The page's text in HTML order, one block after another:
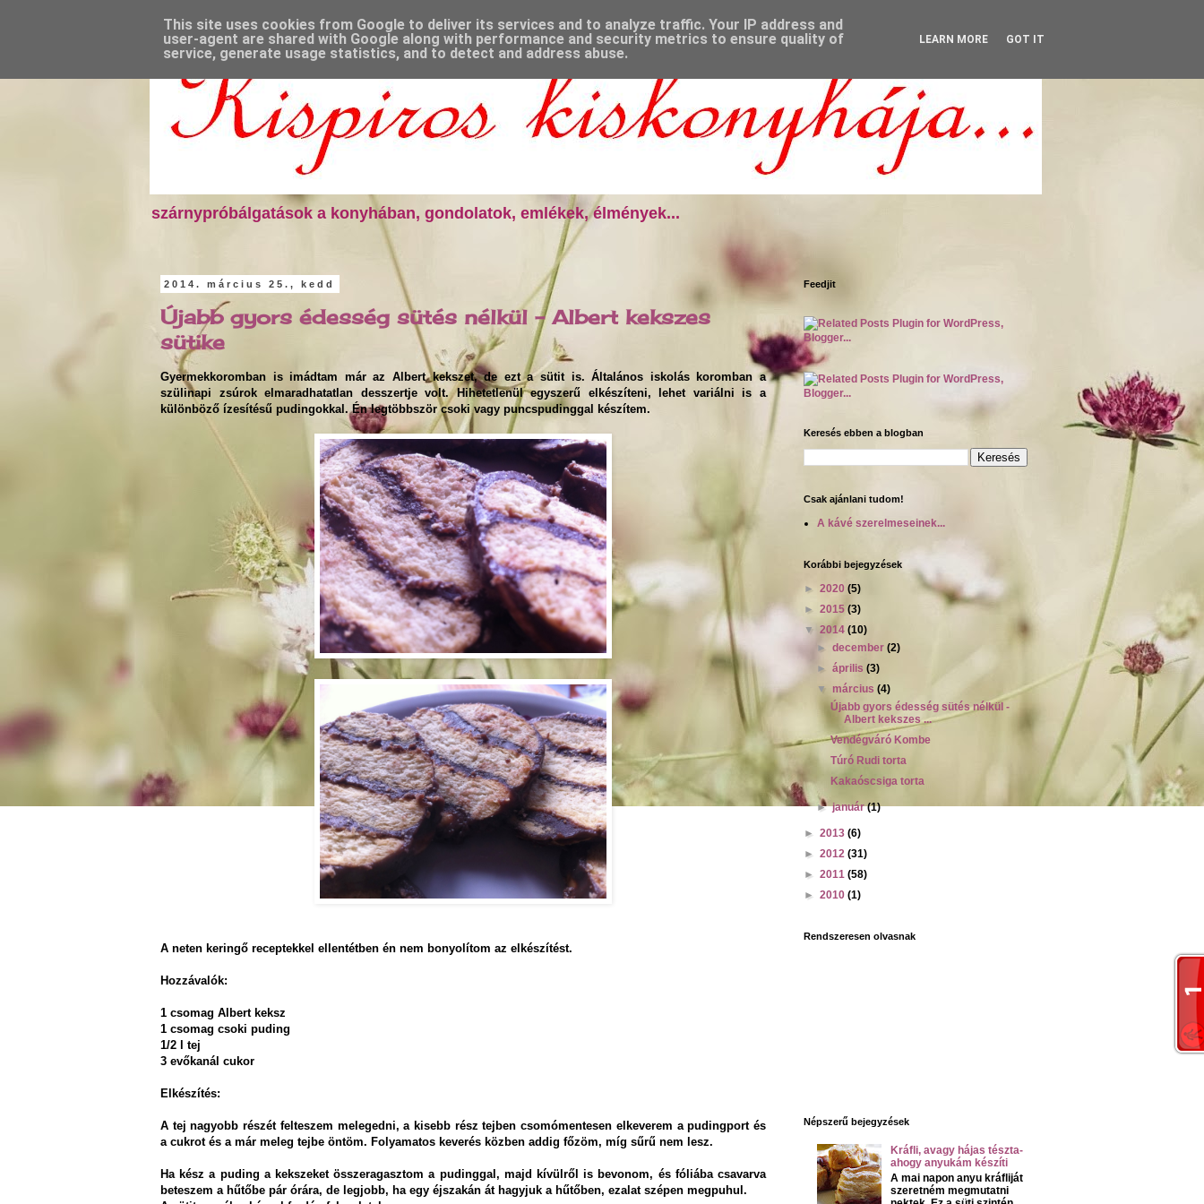
szárnypróbálgatások a konyhában, gondolatok, emlékek, élmények...
2014. március 25., kedd
Újabb gyors édesség sütés nélkül - Albert kekszes
sütike
Gyermekkoromban is imádtam már az Albert kekszet, de ezt a sütit is. Általános iskolás koromban a
szülinapi zsúrok elmaradhatatlan desszertje volt. Hihetetlenül egyszerű elkészíteni, lehet variálni is a
különböző ízesítésű pudingokkal. Én legtöbbször csoki vagy puncspudinggal készítem.
A neten keringő receptekkel ellentétben én nem bonyolítom az elkészítést.
Hozzávalók:
1 csomag Albert keksz
1 csomag csoki puding
1/2 l tej
3 evőkanál cukor
Elkészítés:
A tej nagyobb részét felteszem melegedni, a kisebb rész tejben csomómentesen elkeverem a pudingport és
a cukrot és a már meleg tejbe öntöm. Folyamatos keverés közben addig főzöm, míg sűrű nem lesz.
Ha kész a puding a kekszeket összeragasztom a pudinggal, majd kívülről is bevonom, és fóliába csavarva
beteszem a hűtőbe pár órára, de legjobb, ha egy éjszakán át hagyjuk a hűtőben, ezalat szépen megpuhul.
Feedjit
Keresés ebben a blogban
Csak ajánlani tudom!
A kávé szerelmeseinek...
Korábbi bejegyzések
► 2020 (5)
► 2015 (3)
▼ 2014 (10)
►december(2)
►április(3)
▼ március(4)
Újabb gyors édesség sütés nélkül -
Albert kekszes ...
Vendégváró Kombe
Túró Rudi torta
Kakaóscsiga torta
►január(1)
► 2013 (6)
► 2012 (31)
► 2011 (58)
► 2010 (1)
Rendszeresen olvasnak
Népszerű bejegyzések
Kráfli, avagy hájas tészta-
ahogy anyukám készíti
A mai napon anyu kráfliját
szeretném megmutatni
This site uses cookies from Google to deliver its services and to analyze traffic. Your IP address and
user-agent are shared with Google along with performance and security metrics to ensure quality of
service, generate usage statistics, and to detect and address abuse.
LEARN MORE GOT IT